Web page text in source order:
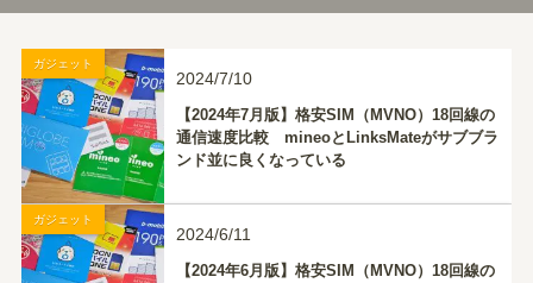
ガジェット
2024/7/10
【2024年7月版】格安SIM（MVNO）18回線の
通信速度比較 mineoとLinksMateがサブブラ
ンド並に良くなっている
ガジェット
2024/6/11
【2024年6月版】格安SIM（MVNO）18回線の